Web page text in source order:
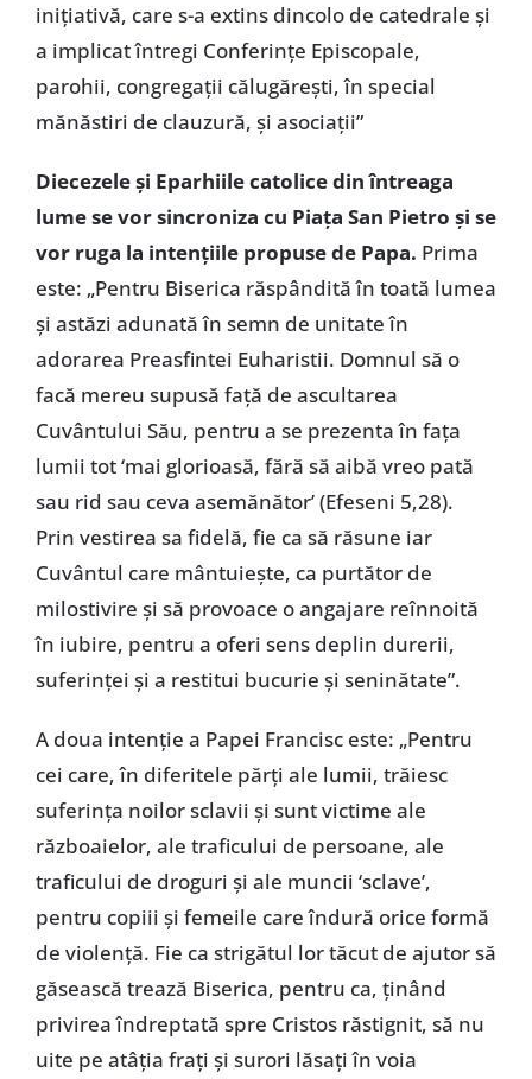
iniţiativă, care s-a extins dincolo de catedrale şi
a implicat întregi Conferinţe Episcopale,
parohii, congregaţii călugăreşti, în special
mănăstiri de clauzură, şi asociaţii”
Diecezele şi Eparhiile catolice din întreaga
lume se vor sincroniza cu Piaţa San Pietro şi se
vor ruga la intenţiile propuse de Papa. Prima
este: „Pentru Biserica răspândită în toată lumea
şi astăzi adunată în semn de unitate în
adorarea Preasfintei Euharistii. Domnul să o
facă mereu supusă faţă de ascultarea
Cuvântului Său, pentru a se prezenta în faţa
lumii tot ‘mai glorioasă, fără să aibă vreo pată
sau rid sau ceva asemănător’ (Efeseni 5,28).
Prin vestirea sa fidelă, fie ca să răsune iar
Cuvântul care mântuieşte, ca purtător de
milostivire şi să provoace o angajare reînnoită
în iubire, pentru a oferi sens deplin durerii,
suferinţei şi a restitui bucurie şi seninătate”.
A doua intenţie a Papei Francisc este: „Pentru
cei care, în diferitele părţi ale lumii, trăiesc
suferinţa noilor sclavii şi sunt victime ale
războaielor, ale traficului de persoane, ale
traficului de droguri şi ale muncii ‘sclave’,
pentru copiii şi femeile care îndură orice formă
de violenţă. Fie ca strigătul lor tăcut de ajutor să
găsească trează Biserica, pentru ca, ţinând
privirea îndreptată spre Cristos răstignit, să nu
uite pe atâţia fraţi şi surori lăsaţi în voia